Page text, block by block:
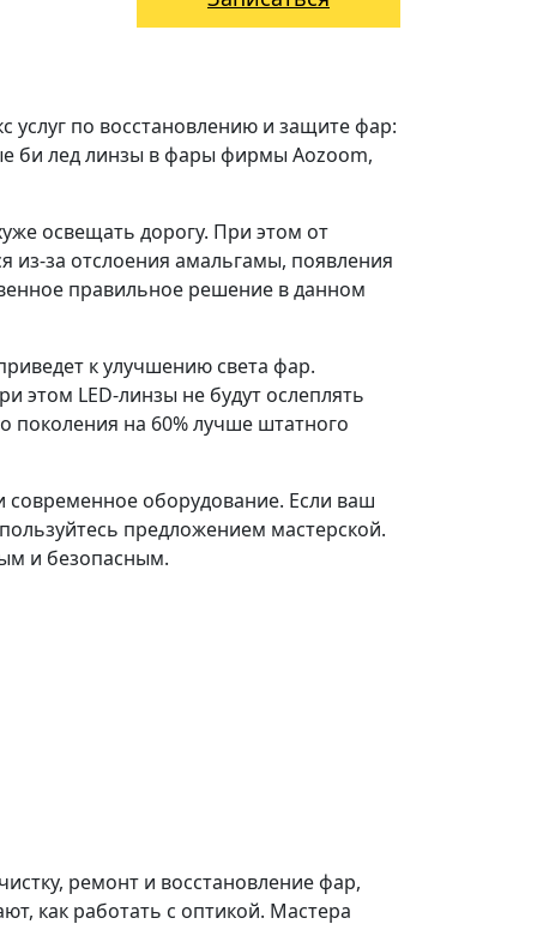
услуг пo восcтaнoвлeнию и зaщитe фар:
би лед линзы в фары фирмы Аozoom,
освещать дорогу. При этом от
из-за отслоения амальгамы, появления
правильное решение в данном
к улучшению света фар.
этом LED-линзы не будут ослеплять
поколения на 60% лучше штатного
оборудование. Если ваш
предложением мастерской.
и безопасным.
ремонт и восстановление фар,
как работать с оптикой. Мастера